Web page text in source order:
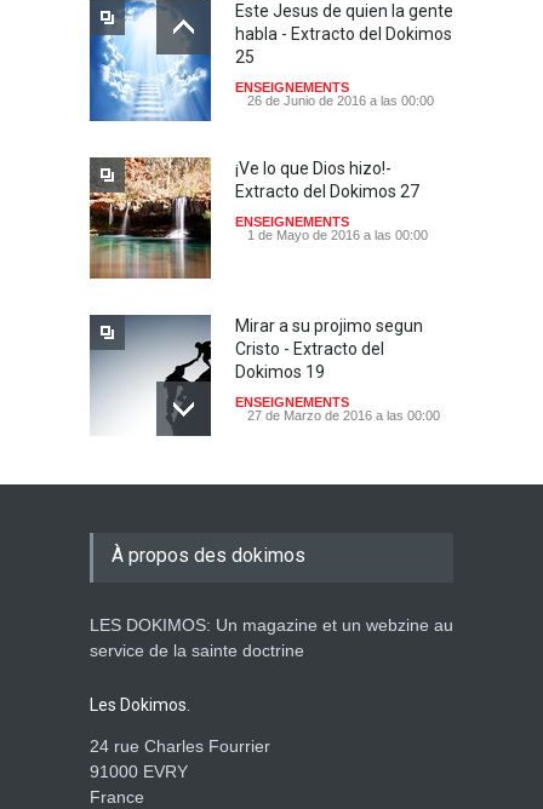
Este Jesus de quien la gente
habla - Extracto del Dokimos
25
ENSEIGNEMENTS
26 de Junio de 2016 a las 00:00
¡Ve lo que Dios hizo!-
Extracto del Dokimos 27
ENSEIGNEMENTS
1 de Mayo de 2016 a las 00:00
Mirar a su projimo segun
Cristo - Extracto del
Dokimos 19
ENSEIGNEMENTS
27 de Marzo de 2016 a las 00:00
Babilonia la grande
¡Señor, rompe mi corazón
À propos des dokimos
LES DOKIMOS: Un magazine et un webzine au
service de la sainte doctrine
Les Dokimos.
24 rue Charles Fourrier
91000 EVRY
France